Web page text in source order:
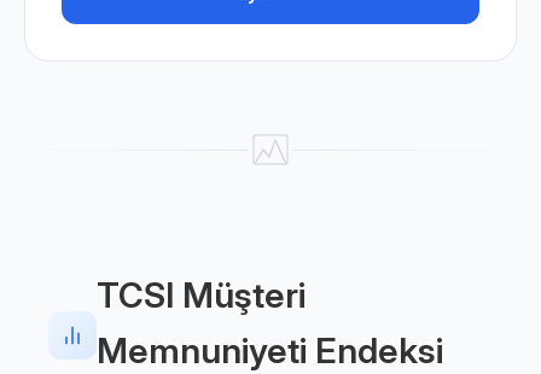
TCSI Müşteri
Memnuniyeti Endeksi